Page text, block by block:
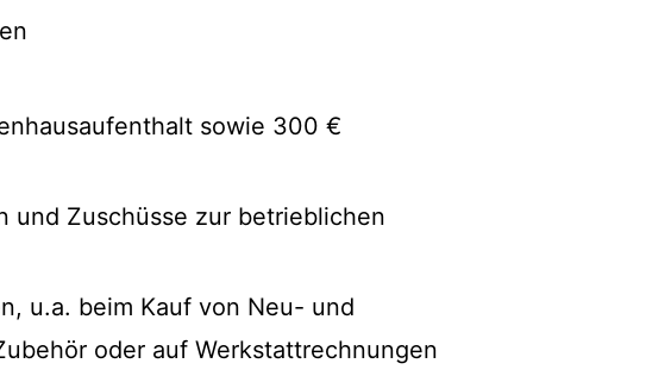
sowie 300 €
und Zuschüsse zur betrieblichen
u.a. beim Kauf von Neu- und
oder auf Werkstattrechnungen